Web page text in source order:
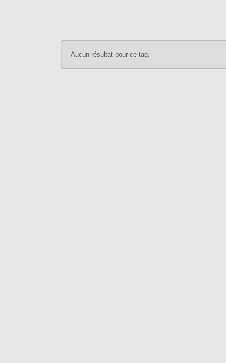
Aucun résultat pour ce tag.